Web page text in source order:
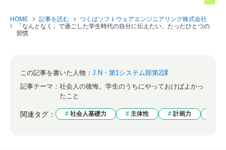
HOME 記事を読む
つくばソフトウェアエンジニアリング株式会社
「なんとなく」で過ごした学生時代の自分に伝えたい、たったひとつの
習慣
この記事を書いた人物： J.N・第1システム部第2課
記事テーマ： 社会人の後悔。学生のうちにやっておけばよかっ
たこと
関連タグ： 社会人基礎力 主体性 計画力